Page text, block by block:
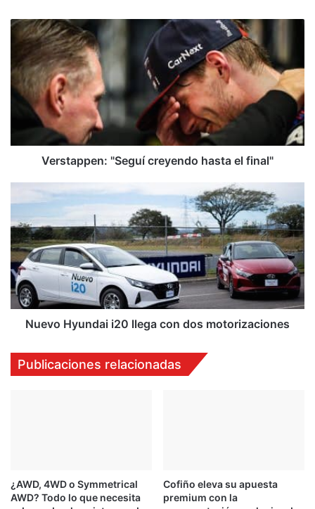
Verstappen:
"Seguí
creyendo
hasta
el
final"
Verstappen: "Seguí creyendo hasta el final"
Hyundai
i20
llega
con
dos
motorizaciones
Nuevo Hyundai i20 llega con dos motorizaciones
Publicaciones relacionadas
¿AWD, 4WD o Symmetrical
AWD? Todo lo que necesita
Cofiño eleva su apuesta
premium con la